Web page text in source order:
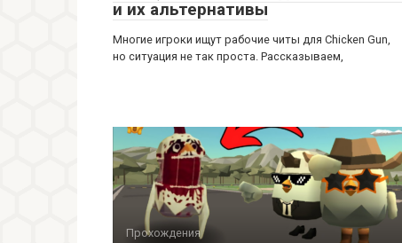
и их альтернативы
Многие игроки ищут рабочие читы для Chicken Gun,
но ситуация не так проста. Рассказываем,
Прохождения